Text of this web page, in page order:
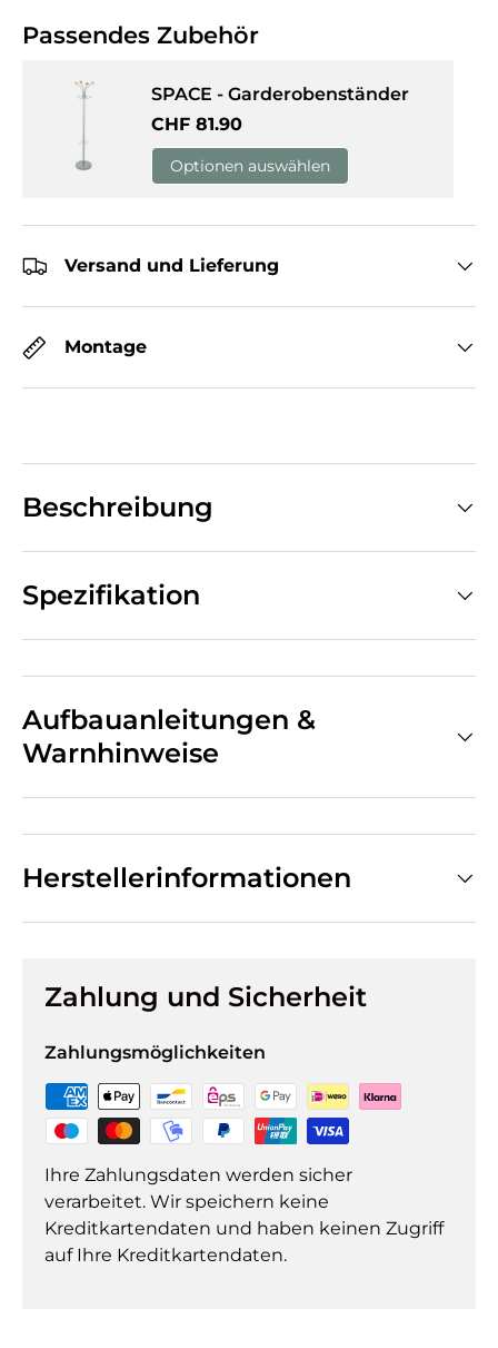
Passendes Zubehör
SPACE - Garderobenständer
Normaler Preis
CHF 81.90
Optionen auswählen
Versand und Lieferung
Montage
Beschreibung
Spezifikation
Aufbauanleitungen &
Warnhinweise
Herstellerinformationen
Zahlung und Sicherheit
Zahlungsmöglichkeiten
Ihre Zahlungsdaten werden sicher
verarbeitet. Wir speichern keine
Kreditkartendaten und haben keinen Zugriff
auf Ihre Kreditkartendaten.